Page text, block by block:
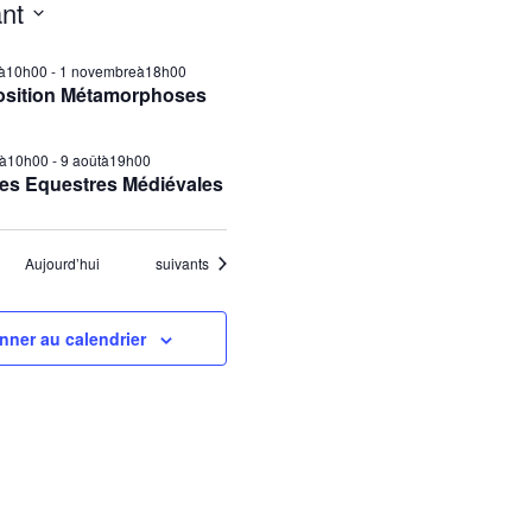
Métamorphoses
- 1 novembreà18h00
Equestres Médiévales
-9 aoûtà19h00
Aujourd’hui Évènements
suivants
au calendrier